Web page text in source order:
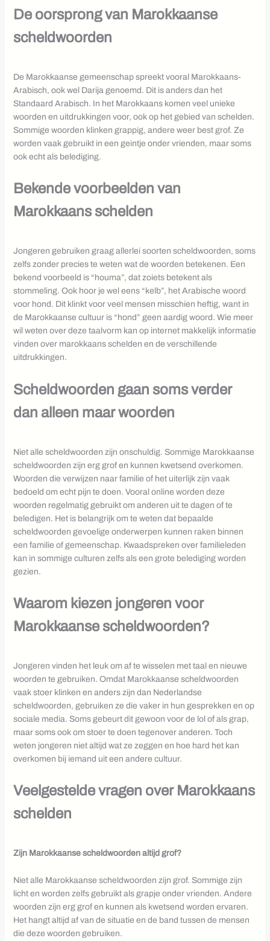
De oorsprong van Marokkaanse
scheldwoorden
De Marokkaanse gemeenschap spreekt vooral Marokkaans-
Arabisch, ook wel Darija genoemd. Dit is anders dan het
Standaard Arabisch. In het Marokkaans komen veel unieke
woorden en uitdrukkingen voor, ook op het gebied van schelden.
Sommige woorden klinken grappig, andere weer best grof. Ze
worden vaak gebruikt in een geintje onder vrienden, maar soms
ook echt als belediging.
Bekende voorbeelden van
Marokkaans schelden
Jongeren gebruiken graag allerlei soorten scheldwoorden, soms
zelfs zonder precies te weten wat de woorden betekenen. Een
bekend voorbeeld is “houma”, dat zoiets betekent als
stommeling. Ook hoor je wel eens “kelb”, het Arabische woord
voor hond. Dit klinkt voor veel mensen misschien heftig, want in
de Marokkaanse cultuur is “hond” geen aardig woord. Wie meer
wil weten over deze taalvorm kan op internet makkelijk informatie
vinden over marokkaans schelden en de verschillende
uitdrukkingen.
Scheldwoorden gaan soms verder
dan alleen maar woorden
Niet alle scheldwoorden zijn onschuldig. Sommige Marokkaanse
scheldwoorden zijn erg grof en kunnen kwetsend overkomen.
Woorden die verwijzen naar familie of het uiterlijk zijn vaak
bedoeld om echt pijn te doen. Vooral online worden deze
woorden regelmatig gebruikt om anderen uit te dagen of te
beledigen. Het is belangrijk om te weten dat bepaalde
scheldwoorden gevoelige onderwerpen kunnen raken binnen
een familie of gemeenschap. Kwaadspreken over familieleden
kan in sommige culturen zelfs als een grote belediging worden
gezien.
Waarom kiezen jongeren voor
Marokkaanse scheldwoorden?
Jongeren vinden het leuk om af te wisselen met taal en nieuwe
woorden te gebruiken. Omdat Marokkaanse scheldwoorden
vaak stoer klinken en anders zijn dan Nederlandse
scheldwoorden, gebruiken ze die vaker in hun gesprekken en op
sociale media. Soms gebeurt dit gewoon voor de lol of als grap,
maar soms ook om stoer te doen tegenover anderen. Toch
weten jongeren niet altijd wat ze zeggen en hoe hard het kan
overkomen bij iemand uit een andere cultuur.
Veelgestelde vragen over Marokkaans
schelden
Zijn Marokkaanse scheldwoorden altijd grof?
Niet alle Marokkaanse scheldwoorden zijn grof. Sommige zijn
licht en worden zelfs gebruikt als grapje onder vrienden. Andere
woorden zijn erg grof en kunnen als kwetsend worden ervaren.
Het hangt altijd af van de situatie en de band tussen de mensen
die deze woorden gebruiken.